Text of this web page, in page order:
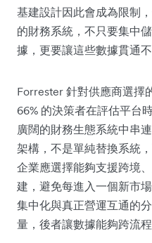
基建設計因此會成為限制
的財務系統，不只要集中
據，更要讓這些數據貫通不
Forrester 針對供應商選擇
66% 的決策者在評估平台
廣闊的財務生態系統中串
架構，不是單純替換系統
企業應選擇能夠支援跨境
建，避免每進入一個新市
集中化與真正營運互通的
量，後者讓數據能夠跨流